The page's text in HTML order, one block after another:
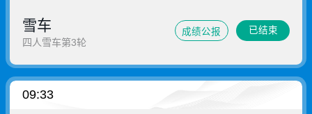
雪车
四人雪车第3轮
成绩公报 已结束
09:33